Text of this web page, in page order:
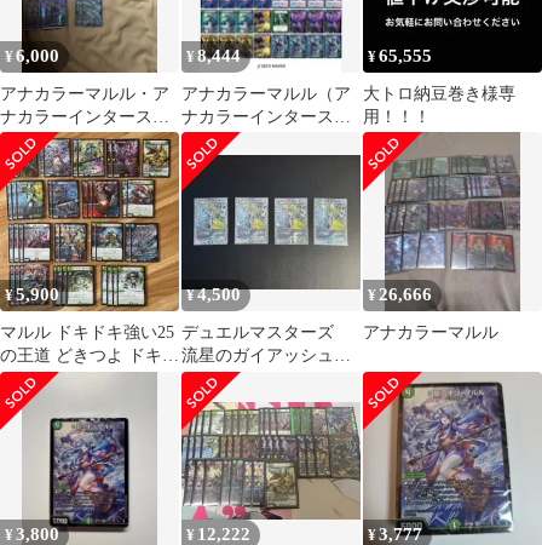
¥6,000
アナカラーマルル・ア
ナカラーインターステ
ラ
¥8,444
アナカラーマルル（ア
ナカラーインターステ
ラ）
¥65,555
大トロ納豆巻き様専
用！！！
¥5,900
マルル ドキドキ強い25
の王道 どきつよ ドキつ
よ デュエマ
¥4,500
デュエルマスターズ
流星のガイアッシュカ
イザー 4枚セット＋ａ
¥26,666
アナカラーマルル
¥3,800 ¥ 12,222 ¥3,777